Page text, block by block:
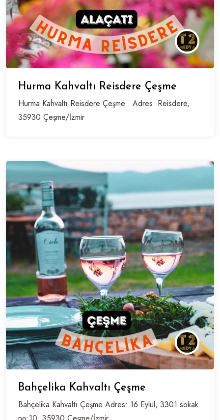
Hurma Kahvaltı Reisdere Çeşme
Hurma Kahvaltı Reisdere Çeşme Adres: Reisdere,
35930 Çeşme/İzmir
Bahçelika Kahvaltı Çeşme
Bahçelika Kahvaltı Çeşme Adres: 16 Eylül, 3301 sokak